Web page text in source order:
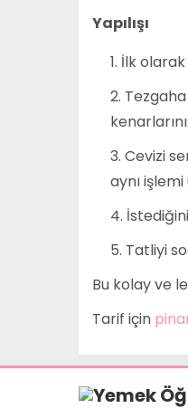
Yapılışı
İlk olarak
Cevizi
aynı işlemi
Tatliyi
Bu kolay ve
Tarif için